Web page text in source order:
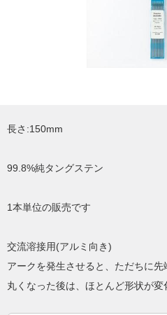
長さ:150mm
99.8%純タングステン
1本単位の販売です
交流溶接用(アルミ向き)
アークを発生させると、ただちに先
丸くなった後は、ほとんど形状が変